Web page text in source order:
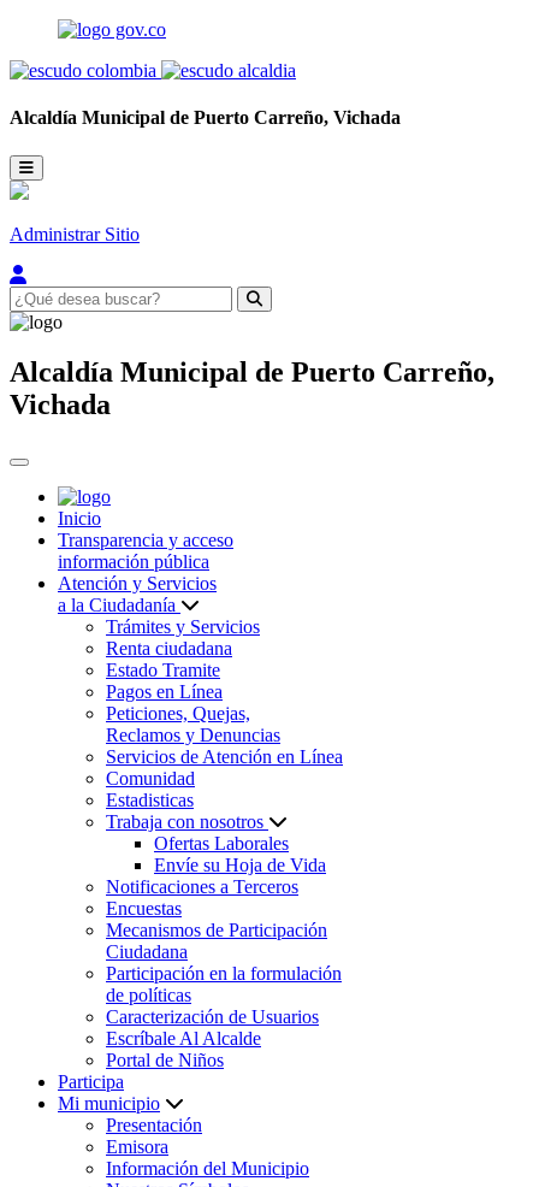
Alcaldía Municipal de Puerto Carreño, Vichada
Administrar Sitio
Alcaldía Municipal de Puerto Carreño,
Vichada
Inicio
Transparencia y acceso
información pública
Atención y Servicios
a la Ciudadanía
Trámites y Servicios
Renta ciudadana
Estado Tramite
Pagos en Línea
Peticiones, Quejas,
Reclamos y Denuncias
Servicios de Atención en Línea
Comunidad
Estadisticas
Trabaja con nosotros
Ofertas Laborales
Envíe su Hoja de Vida
Notificaciones a Terceros
Encuestas
Mecanismos de Participación
Ciudadana
Participación en la formulación
de políticas
Caracterización de Usuarios
Escríbale Al Alcalde
Portal de Niños
Participa
Mi municipio
Presentación
Emisora
Información del Municipio